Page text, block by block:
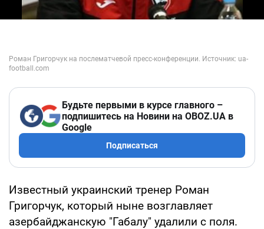
Будьте первыми в курсе главного –
подпишитесь на Новини на OBOZ.UA в
Google
Подписаться
Известный украинский тренер Роман
Григорчук, который ныне возглавляет
азербайджанскую "Габалу" удалили с поля.